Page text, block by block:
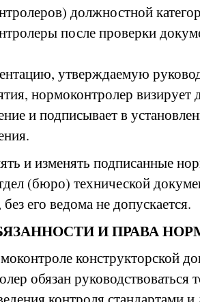
должностной
после проверки
утверждаемую
нормоконтролер визирует
и подписывает в
и изменять подписанные
(бюро) технической
его ведома не допускается.
И ПРАВА
конструкторской
обязан